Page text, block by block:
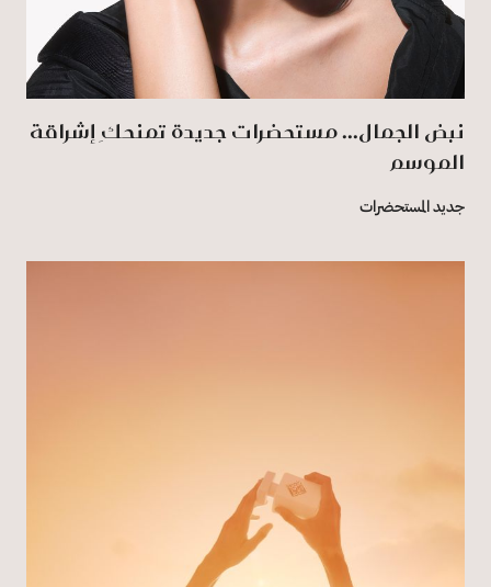
نبض الجمال... مستحضرات جديدة تمنحكِ إشراقة
الموسم
جديد المستحضرات